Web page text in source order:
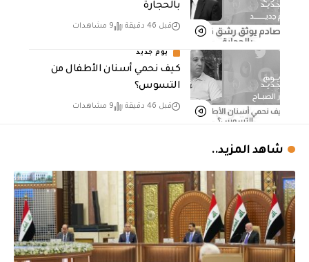
بالحجارة
قبل 46 دقيقة 9 مشاهدات
يوم جديد
كيف نحمي أسنان الأطفال من
التسوس؟
قبل 46 دقيقة 9 مشاهدات
شاهد المزيد..